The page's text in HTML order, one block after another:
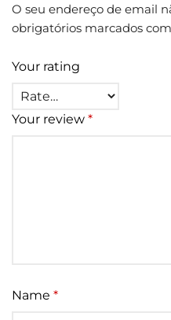
O seu endereço de email
obrigatórios marcados com
Your rating
Your review *
Name *